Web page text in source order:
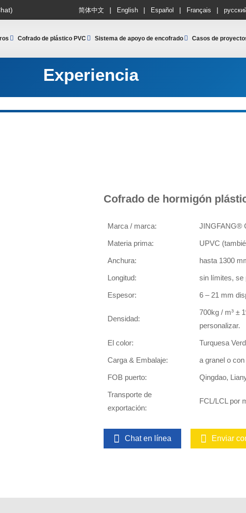
简体中文 | English | Español | Français |
Cofrado de plástico PVC Sistema de apoyo de encofrado Casos de
Experiencia
Cofrado de hormigón
Marca / marca: JINGFANG®
Materia prima: UPVC
Anchura: hasta 1300
Longitud: sin límites, se
Espesor: 6 – 21 mm
Densidad:
700kg / m³ ±
personalizar.
El color: Turquesa
Carga & Embalaje: a granel o con
FOB puerto: Qingdao,
Transporte de
exportación:
FCL/LCL por
Chat en línea Enviar